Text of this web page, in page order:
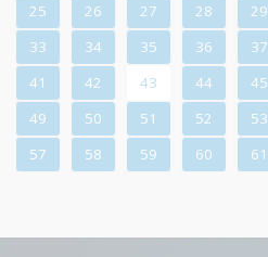
25
26 27 28 29
33
34 35 36 37
41
42 43 44 45
49
50 51 52 53
57
58 59 60 61